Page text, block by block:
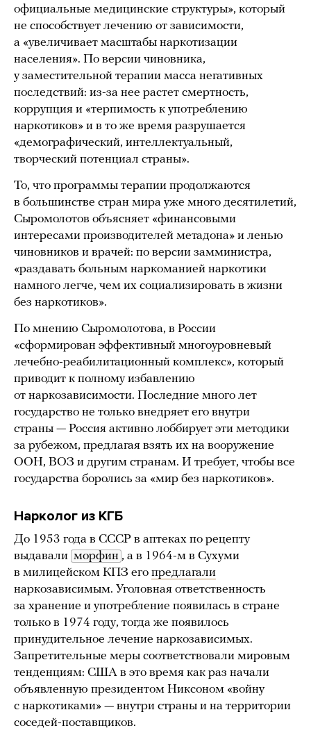
официальные медицинские структуры», который
не способствует лечению от зависимости,
а «увеличивает масштабы наркотизации
населения». По версии чиновника,
у заместительной терапии масса негативных
последствий: из-за нее растет смертность,
коррупция и «терпимость к употреблению
наркотиков» и в то же время разрушается
«демографический, интеллектуальный,
творческий потенциал страны».
То, что программы терапии продолжаются
в большинстве стран мира уже много десятилетий,
Сыромолотов объясняет «финансовыми
интересами производителей метадона» и ленью
чиновников и врачей: по версии замминистра,
«раздавать больным наркоманией наркотики
намного легче, чем их социализировать в жизни
без наркотиков».
По мнению Сыромолотова, в России
«сформирован эффективный многоуровневый
лечебно-реабилитационный комплекс», который
приводит к полному избавлению
от наркозависимости. Последние много лет
государство не только внедряет его внутри
страны — Россия активно лоббирует эти методики
за рубежом, предлагая взять их на вооружение
ООН, ВОЗ и другим странам. И требует, чтобы все
государства боролись за «мир без наркотиков».
Нарколог из КГБ
До 1953 года в СССР в аптеках по рецепту
выдавали морфин , а в 1964-м в Сухуми
в милицейском КПЗ его предлагали
наркозависимым. Уголовная ответственность
за хранение и употребление появилась в стране
только в 1974 году, тогда же появилось
принудительное лечение наркозависимых.
Запретительные меры соответствовали мировым
тенденциям: США в это время как раз начали
объявленную президентом Никсоном «войну
с наркотиками» — внутри страны и на территории
соседей-поставщиков.